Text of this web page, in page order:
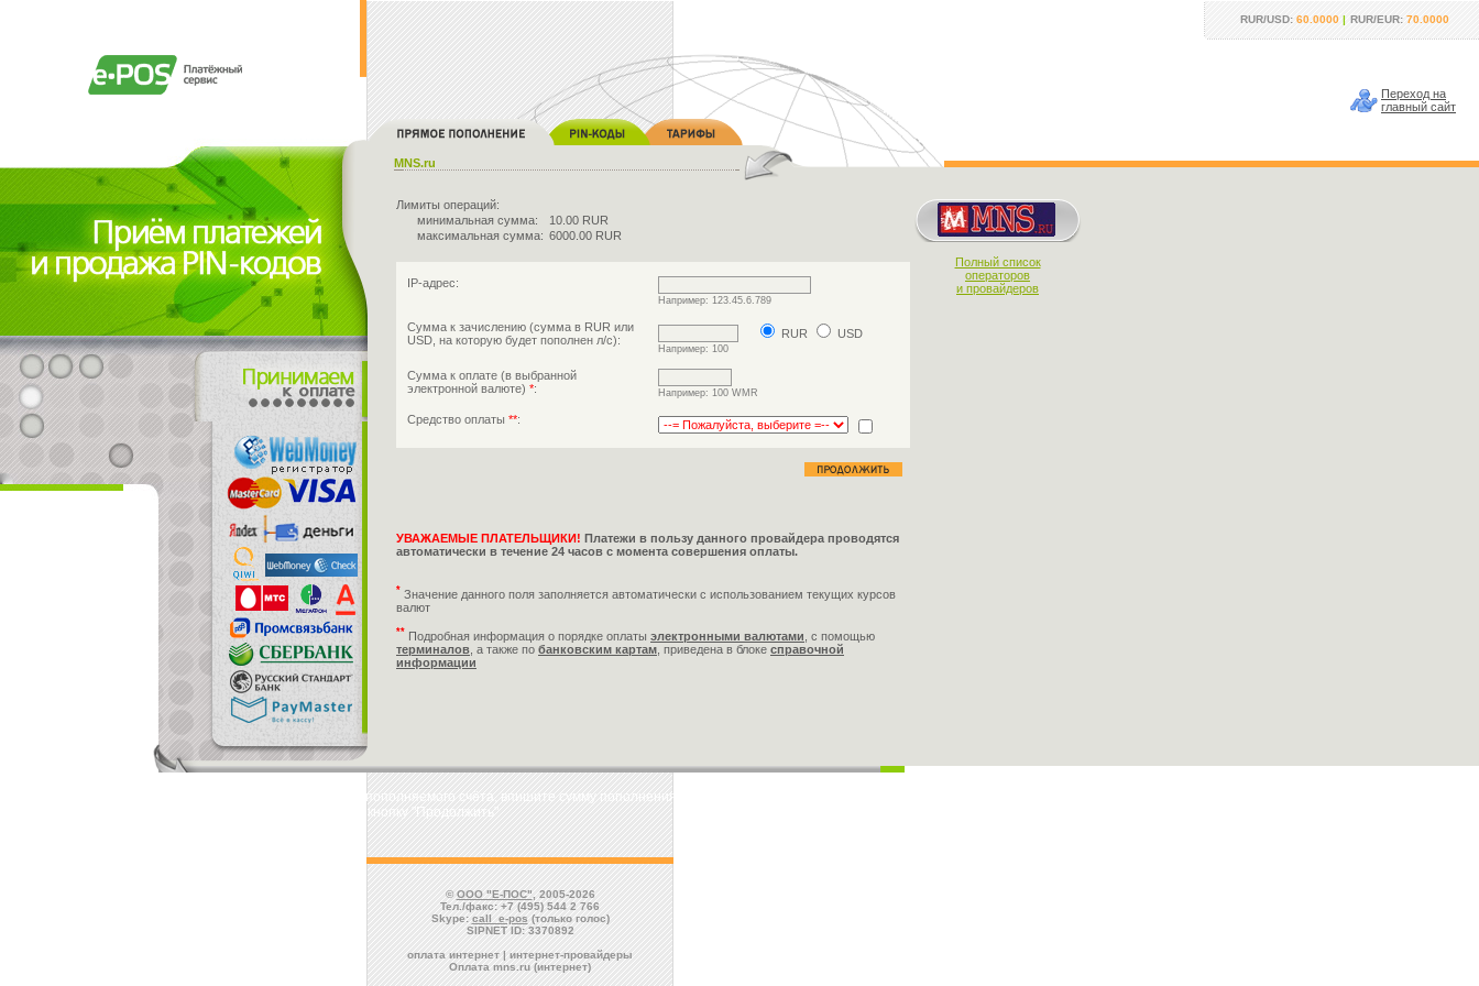
RUR/USD: 60.0000 | RUR/EUR: 70.0000
Переход на
главный сайт
MNS.ru
Лимиты операций:
минимальная сумма:
10.00 RUR
максимальная сумма: 6000.00 RUR
IP-адрес:
Например: 123.45.6.789
Сумма к зачислению (сумма в RUR или
USD, на которую будет пополнен л/с):
RUR USD
Например: 100
Сумма к оплате (в выбранной
электронной валюте) *: Например: 100 WMR
Средство оплаты **:
УВАЖАЕМЫЕ ПЛАТЕЛЬЩИКИ! Платежи в пользу данного провайдера проводятся
автоматически в течение 24 часов с момента совершения оплаты.
* Значение данного поля заполняется автоматически с использованием текущих курсов
валют
** Подробная информация о порядке оплаты электронными валютами, с помощью
терминалов, а также по банковским картам, приведена в блоке справочной
информации
Полный список
операторов
и провайдеров
Укажите реквизиты пополняемого счёта, впишите сумму пополнения, выберите валюту
© ООО "Е-ПОС", 2005-2026
Тел./факс: +7 (495) 544 2 766
Skype: call_e-pos(только голос)
SIPNET ID: 3370892
оплата интернет | интернет-провайдеры
Оплата mns.ru (интернет)